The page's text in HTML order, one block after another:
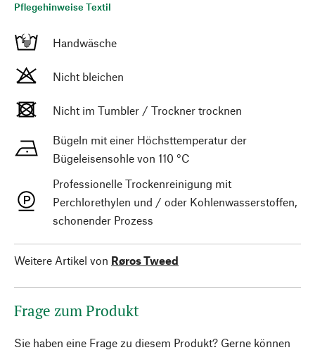
Pflegehinweise Textil
Handwäsche
Nicht bleichen
Nicht im Tumbler / Trockner trocknen
Bügeln mit einer Höchsttemperatur der
Bügeleisensohle von 110 °C
Professionelle Trockenreinigung mit
Perchlorethylen und / oder Kohlenwasserstoffen,
schonender Prozess
Weitere Artikel von Røros Tweed
Frage zum Produkt
Sie haben eine Frage zu diesem Produkt? Gerne können